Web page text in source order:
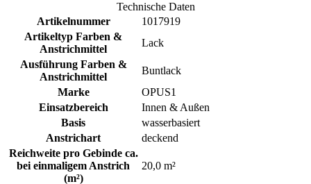
Technische Daten
Artikelnummer
1017919
Artikeltyp Farben &
Anstrichmittel
Lack
Ausführung Farben &
Anstrichmittel
Buntlack
Marke
OPUS1
Einsatzbereich
Innen & Außen
Basis
wasserbasiert
Anstrichart
deckend
Reichweite pro Gebinde ca.
bei einmaligem Anstrich
(m²)
20,0 m²